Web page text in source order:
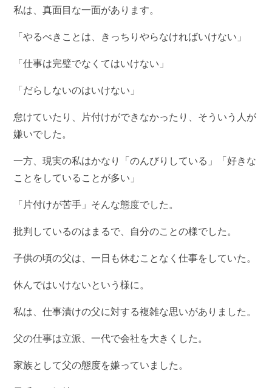
私は、真面目な一面があります。
「やるべきことは、きっちりやらなければいけない」
「仕事は完璧でなくてはいけない」
「だらしないのはいけない」
怠けていたり、片付けができなかったり、そういう人が
嫌いでした。
一方、現実の私はかなり「のんびりしている」「好きな
ことをしていることが多い」
「片付けが苦手」そんな態度でした。
批判しているのはまるで、自分のことの様でした。
子供の頃の父は、一日も休むことなく仕事をしていた。
休んではいけないという様に。
私は、仕事漬けの父に対する複雑な思いがありました。
父の仕事は立派、一代で会社を大きくした。
家族として父の態度を嫌っていました。